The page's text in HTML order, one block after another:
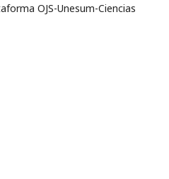
OJS-Unesum-Ciencias